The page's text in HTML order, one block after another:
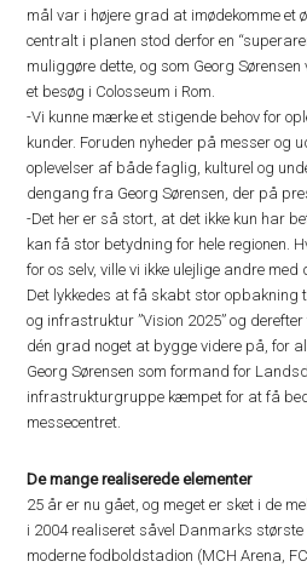
mål var i højere grad at imødekomme et
centralt i planen stod derfor en
muliggøre dette, og som Georg
et besøg i Colosseum i Rom.
-Vi kunne mærke et stigende behov for
kunder. Foruden nyheder på messer og
oplevelser af både faglig, kulturel og
dengang fra Georg Sørensen, der på
-Det her er så stort, at det ikke kun har
kan få stor betydning for hele regionen.
for os selv, ville vi ikke ulejlige andre med
Det lykkedes at få skabt stor opbakning
og infrastruktur ”Vision 2025” og
dén grad noget at bygge videre på, for
Georg Sørensen som formand for
infrastrukturgruppe kæmpet for at få
messecentret.
De mange realiserede elementer
25 år er nu gået, og meget er sket i de
i 2004 realiseret såvel Danmarks
moderne fodboldstadion (MCH Arena,